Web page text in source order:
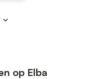
op Elba